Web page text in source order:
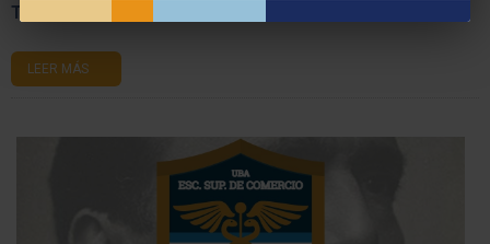
TALLER DE IDIOMA: CHINO
LEER MÁS